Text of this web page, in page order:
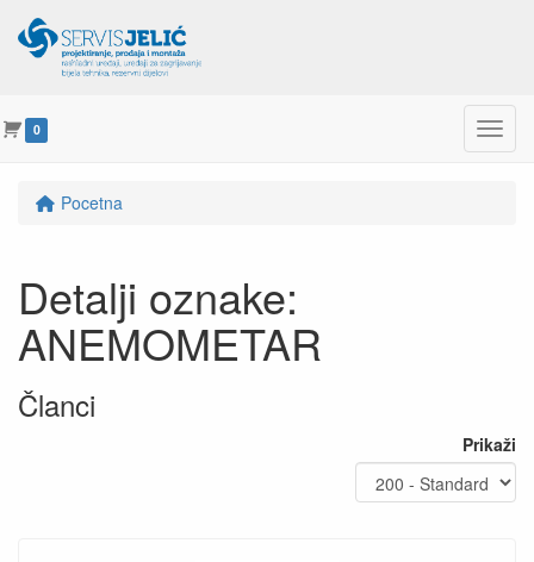
0 Menu
Pocetna
Detalji oznake:
ANEMOMETAR
Članci
Prikaži